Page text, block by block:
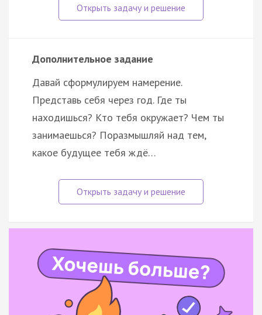
Дополнительное задание
Давай сформулируем намерение.
Представь себя через год. Где ты
находишься? Кто тебя окружает? Чем ты
занимаешься? Поразмышляй над тем,
какое будущее тебя ждё…